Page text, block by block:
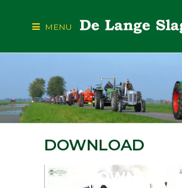
MENU
DOWNLOAD
DOWNLOAD